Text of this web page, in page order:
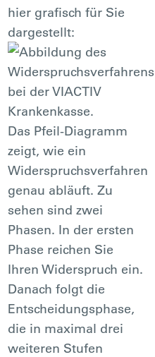
hier grafisch für Sie
dargestellt:
Das Pfeil-Diagramm
zeigt, wie ein
Widerspruchsverfahren
genau abläuft. Zu
sehen sind zwei
Phasen. In der ersten
Phase reichen Sie
Ihren Widerspruch ein.
Danach folgt die
Entscheidungsphase,
die in maximal drei
weiteren Stufen